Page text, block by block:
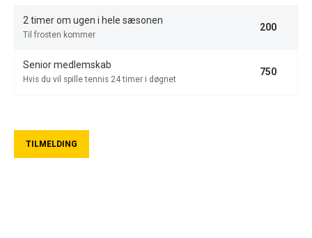
2 timer om ugen i hele sæsonen
Til frosten kommer
200
Senior medlemskab
Hvis du vil spille tennis 24 timer i døgnet
750
TILMELDING